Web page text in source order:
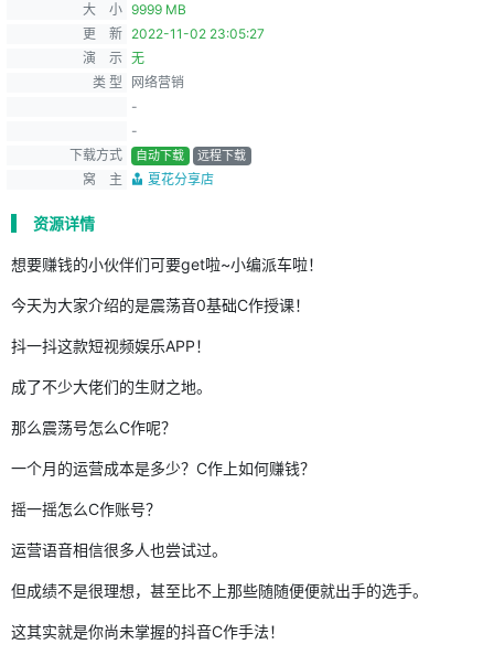
大 小 9999 MB
更 新 2022-11-02 23:05:27
演 示 无
类 型
网络营销
-
-
下载方式
自动下载 远程下载
窝 主 夏花分享店
资源详情
想要赚钱的小伙伴们可要get啦~小编派车啦！
今天为大家介绍的是震荡音0基础C作授课！
抖一抖这款短视频娱乐APP！
成了不少大佬们的生财之地。
那么震荡号怎么C作呢？
一个月的运营成本是多少？C作上如何赚钱？
摇一摇怎么C作账号？
运营语音相信很多人也尝试过。
但成绩不是很理想，甚至比不上那些随随便便就出手的选手。
这其实就是你尚未掌握的抖音C作手法！